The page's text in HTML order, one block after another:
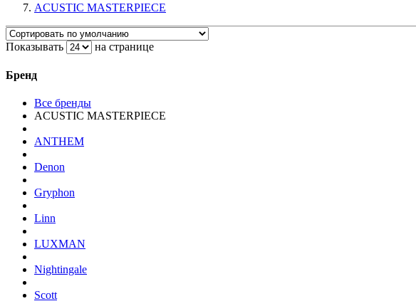
ACUSTIC MASTERPIECE
Показывать на странице
Бренд
Все бренды
ACUSTIC MASTERPIECE
ANTHEM
Denon
Gryphon
Linn
LUXMAN
Nightingale
Scott